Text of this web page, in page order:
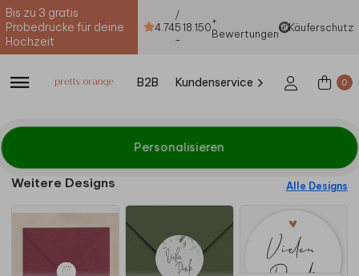
Bis zu 3 gratis
Probedrucke für deine
Hochzeit
4.74
/
5
-
18.150+
Bewertungen
Käuferschutz
B2B Kundenservice 0
Personalisieren
Weitere Designs Alle Designs